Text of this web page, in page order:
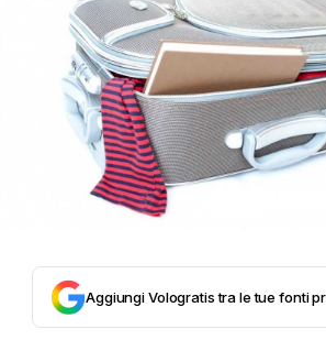
Aggiungi Vologratis tra le tue fonti